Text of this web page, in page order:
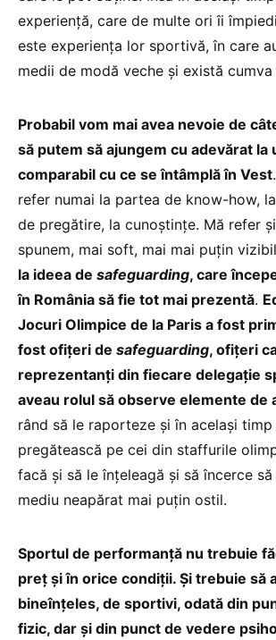
experiență, care de multe ori îi
este experiența lor sportivă, în care
medii de modă veche și există
Probabil vom mai avea nevoie de
să putem să ajungem cu adevărat la
comparabil cu ce se întâmplă în Vest
refer numai la partea de know-how,
de pregătire, la cunoștințe. Mă refer
spunem, mai soft, mai mai puțin
la ideea de safeguarding, care
în România să fie tot mai prezentă.
Jocuri Olimpice de la Paris a fost
fost ofițeri de safeguarding, ofițeri
reprezentanți din fiecare delegație
aveau rolul să observe elemente de
rând să le raporteze și în același timp
pregătească pe cei din staffurile
facă și să le înțeleagă și să încerce
mediu neapărat mai puțin ostil.
Sportul de performanță nu trebuie
preț și în orice condiții. Și trebuie să
bineînțeles, de sportivi, odată din
fizic, dar și din punct de vedere